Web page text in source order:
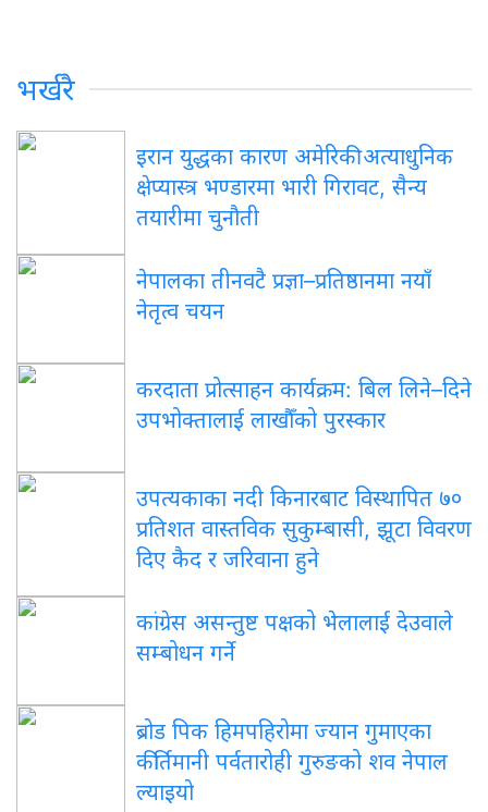
भर्खरै
इरान युद्धका कारण अमेरिकी अत्याधुनिक
क्षेप्यास्त्र भण्डारमा भारी गिरावट, सैन्य
तयारीमा चुनौती
नेपालका तीनवटै प्रज्ञा–प्रतिष्ठानमा नयाँ
नेतृत्व चयन
करदाता प्रोत्साहन कार्यक्रम: बिल लिने–दिने
उपभोक्तालाई लाखौँको पुरस्कार
उपत्यकाका नदी किनारबाट विस्थापित ७०
प्रतिशत वास्तविक सुकुम्बासी, झूटा विवरण
दिए कैद र जरिवाना हुने
कांग्रेस असन्तुष्ट पक्षको भेलालाई देउवाले
सम्बोधन गर्ने
ब्रोड पिक हिमपहिरोमा ज्यान गुमाएका
कीर्तिमानी पर्वतारोही गुरुङको शव नेपाल
ल्याइयो